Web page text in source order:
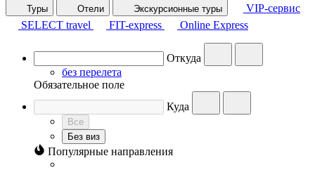
Туры
Отели Экскурсионные туры
VIP-сервис
SELECT travel
FIT-express Online Express
Откуда
без перелета
Обязательное поле
Куда
Все
Без виз
Популярные направления